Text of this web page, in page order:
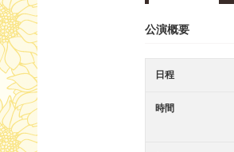
公演概要
日程
時間